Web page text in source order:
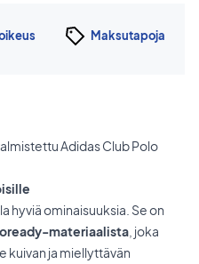
Maksutapoja
Adidas Club Polo
hyviä ominaisuuksia. Se on
materiaalista , joka
kuivan ja miellyttävän